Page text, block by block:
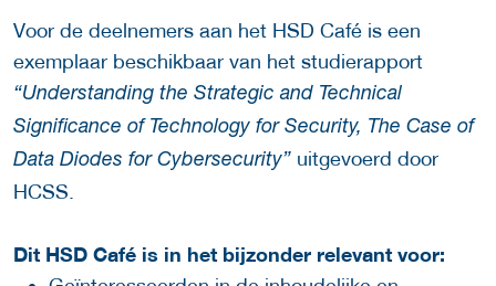
Voor de deelnemers aan het HSD Café is een
exemplaar beschikbaar van het studierapport
“Understanding the Strategic and Technical
Significance of Technology for Security, The Case of
Data Diodes for Cybersecurity” uitgevoerd door
HCSS.
Dit HSD Café is in het bijzonder relevant voor: